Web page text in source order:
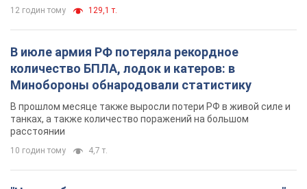
12 годин тому 129,1 т.
В июле армия РФ потеряла рекордное
количество БПЛА, лодок и катеров: в
Минобороны обнародовали статистику
В прошлом месяце также выросли потери РФ в живой силе и
танках, а также количество поражений на большом
расстоянии
10 годин тому 4,7 т.